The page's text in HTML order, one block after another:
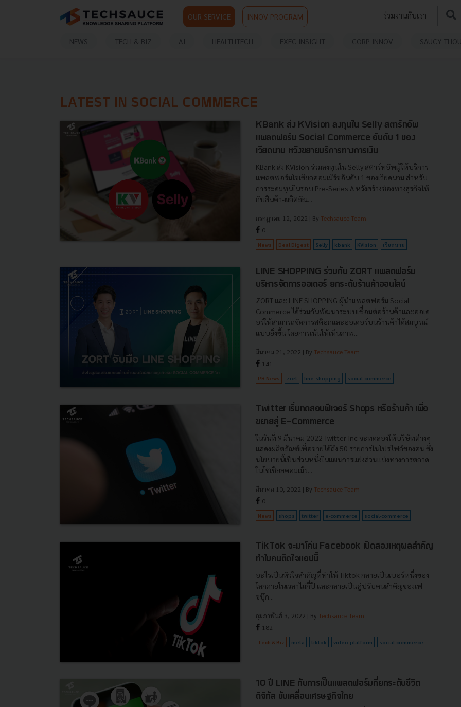
OUR SERVICE INNOV PROGRAM ร่วมงานกับเรา
NEWS TECH & BIZ AI HEALTHTECH EXEC INSIGHT CORP INNOV SAUCY
LATEST IN SOCIAL COMMERCE
KBank ส่ง KVision ลงทุนใน Selly สตาร์ทอัพ
แพลตฟอร์ม Social Commerce อันดับ 1 ของ
เวียดนาม หวังขยายบริการทางการเงิน
KBank ส่ง KVision ร่วมลงทุนใน Selly สตาร์ทอัพผู้ให้บริการ
แพลตฟอร์มโซเซียลคอมเมิร์ซอันดับ 1 ของเวียดนาม สำหรับ
การระดมทุนในรอบ Pre-Series A หวังสร้างช่องทางธุรกิจให้
กับสินค้า-ผลิตภัณ...
กรกฎาคม 12, 2022 | By Techsauce Team
0
News Deal Digest Selly kbank KVision เวียดนาม
LINE SHOPPING ร่วมกับ ZORT แพลตฟอร์ม
บริหารจัดการออเดอร์ ยกระดับร้านค้าออนไลน์
ZORT และ LINE SHOPPING ผู้นำแพลตฟอร์ม Social
Commerce ได้ร่วมกันพัฒนาระบบเชื่อมต่อร้านค้าและออเด
อร์ให้สามารถจัดการสต๊อกและออเดอร์บนร้านค้าได้สมบูรณ์
แบบยิ่งขึ้น โดยการเน้นให้เห็นภาพ...
มีนาคม 21, 2022 | By Techsauce Team
141
PR News zort line-shopping social-commerce
Twitter เริ่มทดสอบฟีเจอร์ Shops หรือร้านค้า เพื่อ
ขยายสู่ E-Commerce
ในวันที่ 9 มีนาคม 2022 Twitter Inc จะทดลองให้บริษัทต่างๆ
แสดงผลิตภัณฑ์เพื่อขายได้ถึง 50 รายการในโปรไฟล์ของตน ซึ่ง
นโยบายนี้เป็นส่วนหนึ่งในแผนการแย่งส่วนแบ่งทางการตลาด
ในโซเชียลคอมเมิร...
มีนาคม 10, 2022 | By Techsauce Team
0
News shops twitter e-commerce social-commerce
TikTok จะมาโค่น Facebook เปิดสองเหตุผลสำคัญ
ทำไมคนติดใจแอปนี้
อะไรเป็นหัวใจสำคัญที่ทำให้ Tiktok กลายเป็นเบอร์หนึ่งของ
โลกภายในเวลาไม่กี่ปี และกลายเป็นคู่ปรับคนสำคัญของเฟ
ซบุ๊ก...
กุมภาพันธ์ 3, 2022 | By Techsauce Team
182
Tech & Biz meta tiktok video-platform social-commerce
10 ปี LINE กับการเป็นแพลตฟอร์มที่ยกระดับชีวิต
ดิจิทัล ขับเคลื่อนเศรษฐกิจไทย